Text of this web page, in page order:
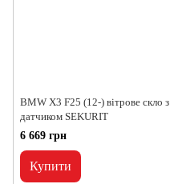
BMW X3 F25 (12-) вітрове скло з
датчиком SEKURIT
6 669 грн
Купити